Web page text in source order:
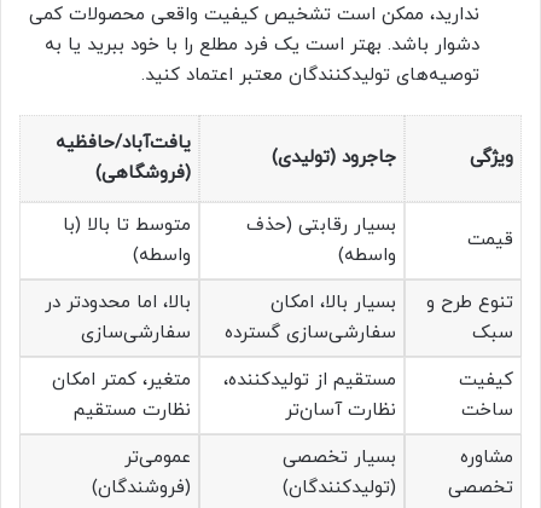
ندارید، ممکن است تشخیص کیفیت واقعی محصولات کمی
دشوار باشد. بهتر است یک فرد مطلع را با خود ببرید یا به
توصیه‌های تولیدکنندگان معتبر اعتماد کنید.
ویژگی جاجرود (تولیدی)
یافت‌آباد/حافظیه
(فروشگاهی)
قیمت
بسیار رقابتی (حذف
واسطه)
متوسط تا بالا (با
واسطه)
تنوع طرح و
سبک
بسیار بالا، امکان
سفارشی‌سازی گسترده
بالا، اما محدودتر در
سفارشی‌سازی
کیفیت
ساخت
مستقیم از تولیدکننده،
نظارت آسان‌تر
متغیر، کمتر امکان
نظارت مستقیم
مشاوره
تخصصی
بسیار تخصصی
(تولیدکنندگان)
عمومی‌تر
(فروشندگان)